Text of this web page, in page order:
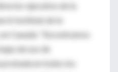
ejecutivo de la
Institute de la
Canadá. "Encontramos
de uso de
en todos los